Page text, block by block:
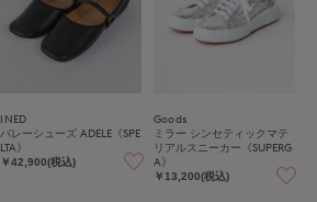
INED
バレーシューズ ADELE《SPE
LTA》
￥42,900(税込)
Goods
ミラー シンセティックマテ
リアルスニーカー《SUPERG
A》
￥13,200(税込)